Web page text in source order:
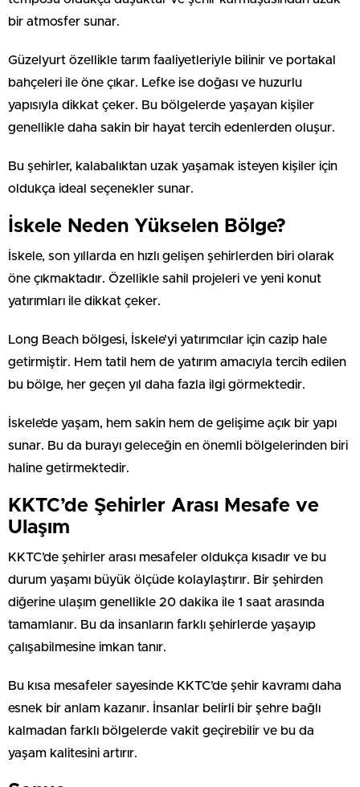
bir atmosfer sunar.
Güzelyurt özellikle tarım faaliyetleriyle bilinir ve portakal
bahçeleri ile öne çıkar. Lefke ise doğası ve huzurlu
yapısıyla dikkat çeker. Bu bölgelerde yaşayan kişiler
genellikle daha sakin bir hayat tercih edenlerden oluşur.
Bu şehirler, kalabalıktan uzak yaşamak isteyen kişiler için
oldukça ideal seçenekler sunar.
İskele Neden Yükselen Bölge?
İskele, son yıllarda en hızlı gelişen şehirlerden biri olarak
öne çıkmaktadır. Özellikle sahil projeleri ve yeni konut
yatırımları ile dikkat çeker.
Long Beach bölgesi, İskele’yi yatırımcılar için cazip hale
getirmiştir. Hem tatil hem de yatırım amacıyla tercih edilen
bu bölge, her geçen yıl daha fazla ilgi görmektedir.
İskele’de yaşam, hem sakin hem de gelişime açık bir yapı
sunar. Bu da burayı geleceğin en önemli bölgelerinden biri
haline getirmektedir.
KKTC’de Şehirler Arası Mesafe ve
Ulaşım
KKTC’de şehirler arası mesafeler oldukça kısadır ve bu
durum yaşamı büyük ölçüde kolaylaştırır. Bir şehirden
diğerine ulaşım genellikle 20 dakika ile 1 saat arasında
tamamlanır. Bu da insanların farklı şehirlerde yaşayıp
çalışabilmesine imkan tanır.
Bu kısa mesafeler sayesinde KKTC’de şehir kavramı daha
esnek bir anlam kazanır. İnsanlar belirli bir şehre bağlı
kalmadan farklı bölgelerde vakit geçirebilir ve bu da
yaşam kalitesini artırır.